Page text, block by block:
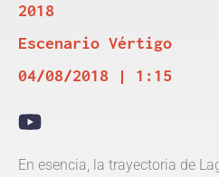
2018
Escenario Vértigo
04/08/2018 | 1:15
En esencia, la trayectoria de